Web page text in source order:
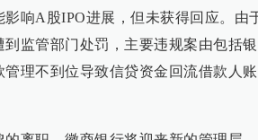
影响A股IPO进展，但未获得回应。由
到监管部门处罚，主要违规案由包括
管理不到位导致信贷资金回流借款人